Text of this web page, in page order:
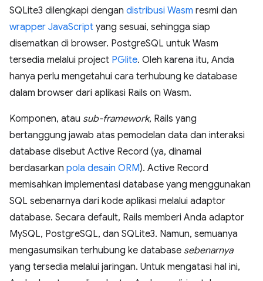
SQLite3 dilengkapi dengan distribusi Wasm resmi dan
wrapper JavaScript yang sesuai, sehingga siap
disematkan di browser. PostgreSQL untuk Wasm
tersedia melalui project PGlite. Oleh karena itu, Anda
hanya perlu mengetahui cara terhubung ke database
dalam browser dari aplikasi Rails on Wasm.
Komponen, atau sub-framework, Rails yang
bertanggung jawab atas pemodelan data dan interaksi
database disebut Active Record (ya, dinamai
berdasarkan pola desain ORM). Active Record
memisahkan implementasi database yang menggunakan
SQL sebenarnya dari kode aplikasi melalui adaptor
database. Secara default, Rails memberi Anda adaptor
MySQL, PostgreSQL, dan SQLite3. Namun, semuanya
mengasumsikan terhubung ke database sebenarnya
yang tersedia melalui jaringan. Untuk mengatasi hal ini,